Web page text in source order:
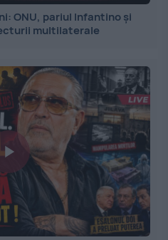
ONU, pariul Infantino și
multilaterale